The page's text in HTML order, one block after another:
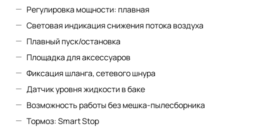
Регулировка мощности: плавная
Световая индикация снижения потока воздуха
Плавный пуск/остановка
Площадка для аксессуаров
Фиксация шланга, сетевого шнура
Датчик уровня жидкости в баке
Возможность работы без мешка-пылесборника
Тормоз: Smart Stop